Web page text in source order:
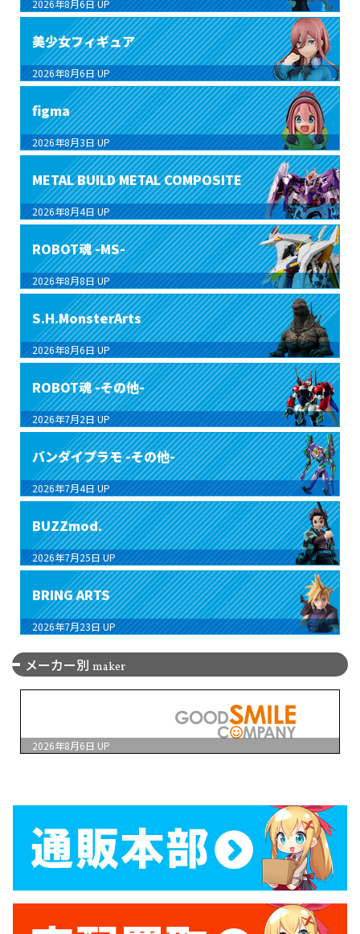
2026年8月6日 UP
美少女フィギュア
2026年8月6日 UP
figma
2026年8月3日 UP
METAL BUILD METAL COMPOSITE
2026年8月4日 UP
ROBOT魂 -MS-
2026年8月8日 UP
S.H.MonsterArts
2026年8月6日 UP
ROBOT魂 -その他-
2026年7月2日 UP
バンダイプラモ -その他-
2026年7月4日 UP
BUZZmod.
2026年7月25日 UP
BRING ARTS
2026年7月23日 UP
メーカー別 maker
2026年8月6日 UP